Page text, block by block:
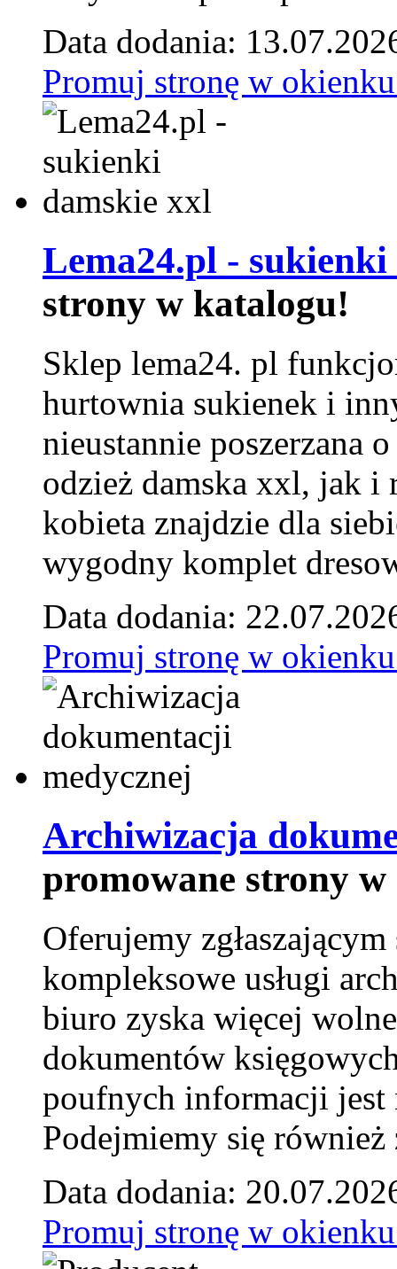
Data dodania:
Promuj stronę w
Lema24.pl -
strony w katalogu!
Sklep lema24. pl
hurtownia sukienek i
nieustannie poszerzana
odzież damska xxl, jak i
kobieta znajdzie dla
wygodny komplet
Data dodania:
Promuj stronę w
Archiwizacja
promowane strony
Oferujemy
kompleksowe usługi
biuro zyska więcej
dokumentów
poufnych informacji jest
Podejmiemy się
Data dodania:
Promuj stronę w